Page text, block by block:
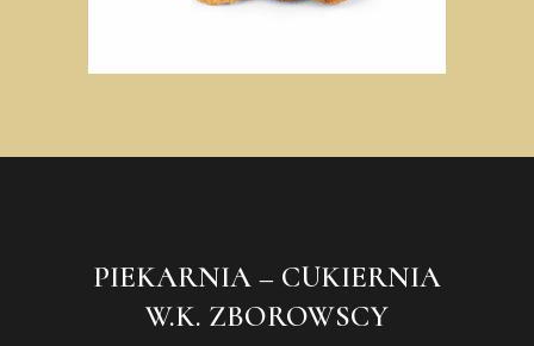
PIEKARNIA – CUKIERNIA
W.K. ZBOROWSCY